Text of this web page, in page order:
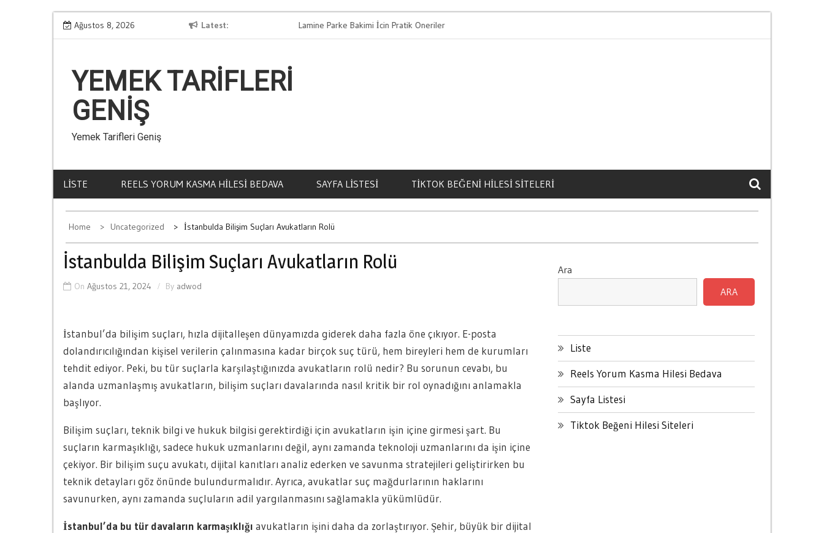
Skip
to
Ağustos 8, 2026 Latest
Kumar Ve Aile İci Krizler Lamine Parke Bakimi İcin Pratik Oneriler
YEMEK TARIFLERI
GENIŞ
Yemek Tarifleri Geniş
LISTE REELS YORUM KASMA HILESI BEDAVA SAYFA LISTESI TIKTOK BEĞENI HILESI SITELERI
Home Uncategorized İstanbulda Bilişim Suçları Avukatların Rolü
İstanbulda Bilişim Suçları Avukatların Rolü
On Ağustos 21, 2024 By adwod
İstanbul’da bilişim suçları, hızla dijitalleşen dünyamızda giderek daha fazla öne çıkıyor. E-posta
dolandırıcılığından kişisel verilerin çalınmasına kadar birçok suç türü, hem bireyleri hem de kurumları
tehdit ediyor. Peki, bu tür suçlarla karşılaştığınızda avukatların rolü nedir? Bu sorunun cevabı, bu
alanda uzmanlaşmış avukatların, bilişim suçları davalarında nasıl kritik bir rol oynadığını anlamakla
başlıyor.
Bilişim suçları, teknik bilgi ve hukuk bilgisi gerektirdiği için avukatların işin içine girmesi şart. Bu
suçların karmaşıklığı, sadece hukuk uzmanlarını değil, aynı zamanda teknoloji uzmanlarını da işin içine
çekiyor. Bir bilişim suçu avukatı, dijital kanıtları analiz ederken ve savunma stratejileri geliştirirken bu
teknik detayları göz önünde bulundurmalıdır. Ayrıca, avukatlar suç mağdurlarının haklarını
savunurken, aynı zamanda suçluların adil yargılanmasını sağlamakla yükümlüdür.
İstanbul’da bu tür davaların karmaşıklığı avukatların işini daha da zorlaştırıyor. Şehir, büyük bir dijital
Ara
ARA
Liste
Reels Yorum Kasma Hilesi Bedava
Sayfa Listesi
Tiktok Beğeni Hilesi Siteleri